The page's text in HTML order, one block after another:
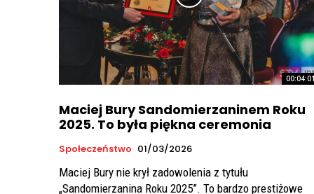
Maciej Bury Sandomierzaninem Roku
2025. To była piękna ceremonia
Społeczeństwo 01/03/2026
Maciej Bury nie krył zadowolenia z tytułu
„Sandomierzanina Roku 2025”. To bardzo prestiżowe